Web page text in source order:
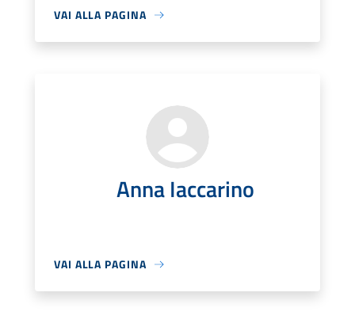
VAI ALLA PAGINA
Anna Iaccarino
VAI ALLA PAGINA